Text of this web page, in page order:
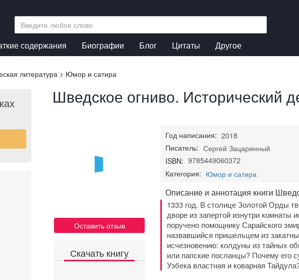
содержания Биографии Блог Цитаты Другое
литература > Юмор и сатира
Шведское огниво. Исторический
Оставить отзыв
Скачать книгу
Год написания: 2018
Писатель: Сергей Зацаринный
ISBN: 9785449060372
Категория: Юмор и сатира
Описание и аннотация книги
1333 год. В столице Золотой Орды
дворе из запертой изнутри комнаты
поручено помощнику Сарайского
назвавшийся пришельцем из
исчезновению: колдуны из тайных
или папские посланцы? Почему его
Узбека властная и коварная